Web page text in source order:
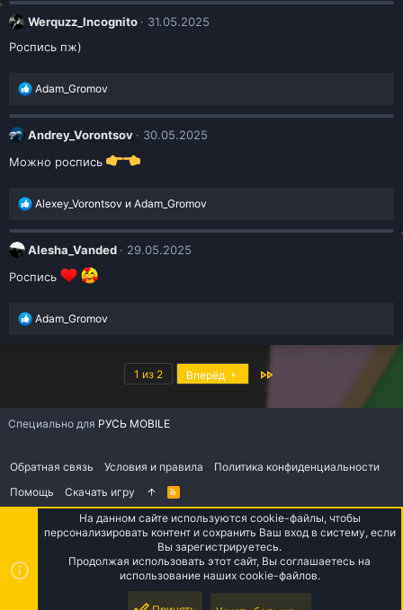
Werquzz_Incognito
31.05.2025
Роспись пж)
Р
а
к
и
Adam_Gromov
Andrey_Vorontsov
30.05.2025
Можно роспись
Р
а
к
и
Alexey_Vorontsov и Adam_Gromov
Alesha_Vanded
29.05.2025
Роспись
Р
Adam_Gromov
1 из 2 Вперёд
Обратная связь Условия и правила
Политика конфиденциальности
Помощь
Скачать игру
S
Специально для РУСЬ MOBILE
Верх Низ
На данном сайте используются cookie-файлы, чтобы
персонализировать контент и сохранить Ваш вход в систему, если
Вы зарегистрируетесь.
Продолжая использовать этот сайт, Вы соглашаетесь на
использование наших cookie-файлов.